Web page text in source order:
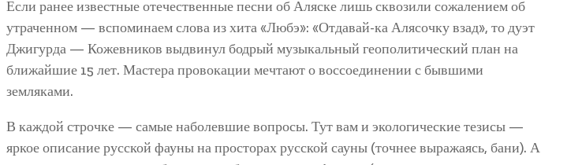
Если ранее известные отечественные песни об Аляске лишь сквозили сожалением об
утраченном — вспоминаем слова из хита «Любэ»: «Отдавай-ка Алясочку взад», то дуэт
Джигурда — Кожевников выдвинул бодрый музыкальный геополитический план на
ближайшие 15 лет. Мастера провокации мечтают о воссоединении с бывшими
земляками.
В каждой строчке — самые наболевшие вопросы. Тут вам и экологические тезисы —
яркое описание русской фауны на просторах русской сауны (точнее выражаясь, бани). А